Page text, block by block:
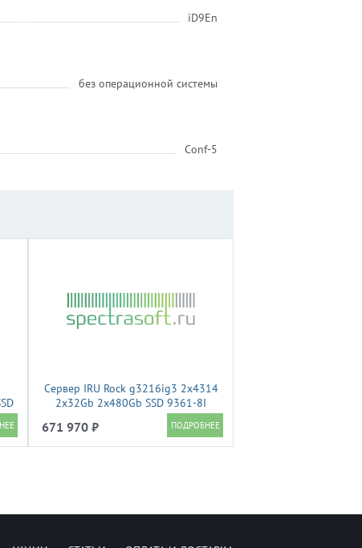
iD9En
без операционной системы
Conf-5
Сервер IRU Rock g3216ig3 2x4314
2x32Gb 2x480Gb SSD 9361-8I
2x1300W w/o OS (2195516)
671 970 ₽